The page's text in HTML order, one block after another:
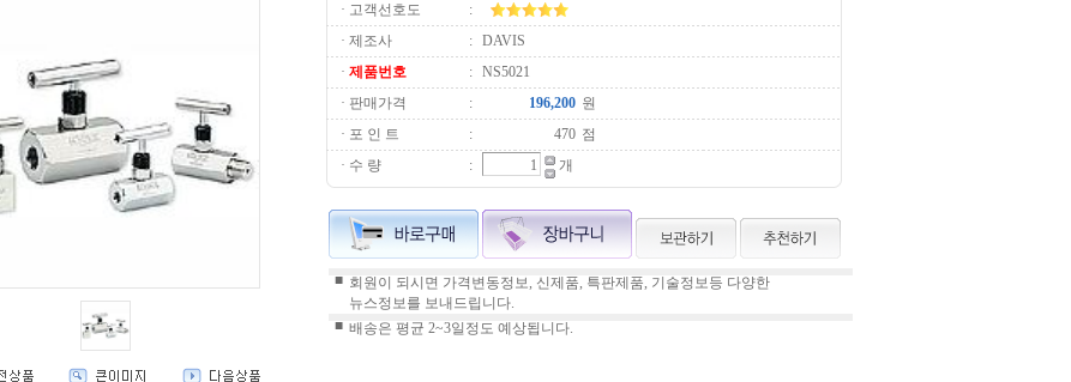
· 고객선호도
:
· 제조사
:
DAVIS
· 제품번호 :
NS5021
· 판매가격
:
원
· 포 인 트
:
점
· 수 량
: 개
■ 회원이 되시면 가격변동정보, 신제품, 특판제품, 기술정보등 다양한
뉴스정보를 보내드립니다.
■ 배송은 평균 2~3일정도 예상됩니다.